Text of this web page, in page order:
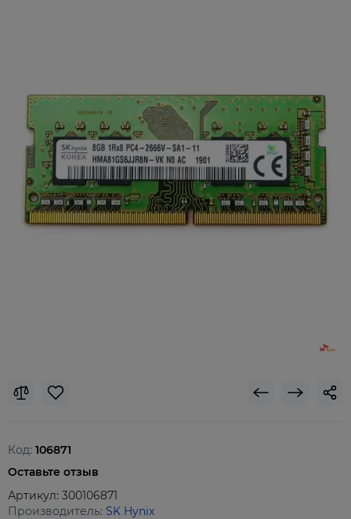
Код: 106871
Оставьте отзыв
Артикул: 300106871
Производитель: SK Hynix